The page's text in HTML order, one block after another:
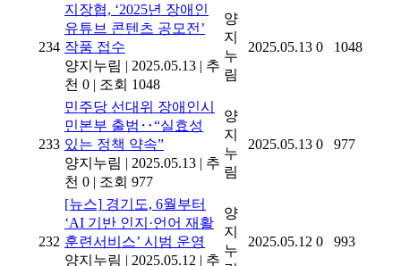
234
지장협, ‘2025년 장애인
유튜브 콘텐츠 공모전’
작품 접수
양지누림 | 2025.05.13 | 추
천 0 | 조회 1048
양
지
누
림
2025.05.13 0 1048
233
민주당 선대위 장애인시
민본부 출범‥“실효성
있는 정책 약속”
양지누림 | 2025.05.13 | 추
천 0 | 조회 977
양
지
누
림
2025.05.13 0 977
232
[뉴스] 경기도, 6월부터
‘AI 기반 인지·언어 재활
훈련서비스’ 시범 운영
양지누림 | 2025.05.12 | 추
양
지
누
2025.05.12 0 993